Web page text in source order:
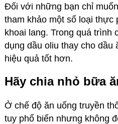
Đối với những bạn chỉ
tham khảo một số loại thực
khoai lang. Trong quá
dụng dầu oliu thay cho
hiệu quả tốt hơn.
Hãy chia nhỏ bữa
Ở chế độ ăn uống truyền
tuy phổ biến nhưng không